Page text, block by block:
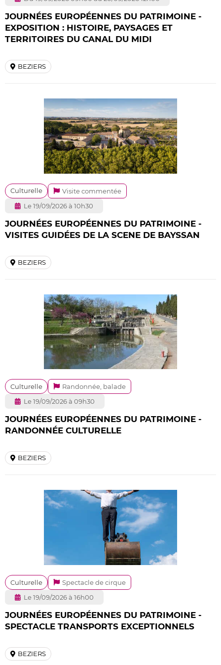
JOURNÉES EUROPÉENNES DU PATRIMOINE -
EXPOSITION : HISTOIRE, PAYSAGES ET
TERRITOIRES DU CANAL DU MIDI
BEZIERS
Culturelle
Visite commentée
Le 19/09/2026 à 10h30
JOURNÉES EUROPÉENNES DU PATRIMOINE -
VISITES GUIDÉES DE LA SCENE DE BAYSSAN
BEZIERS
Culturelle
Randonnée, balade
Le 19/09/2026 à 09h30
JOURNÉES EUROPÉENNES DU PATRIMOINE -
RANDONNÉE CULTURELLE
BEZIERS
Culturelle
Spectacle de cirque
Le 19/09/2026 à 16h00
JOURNÉES EUROPÉENNES DU PATRIMOINE -
SPECTACLE TRANSPORTS EXCEPTIONNELS
BEZIERS